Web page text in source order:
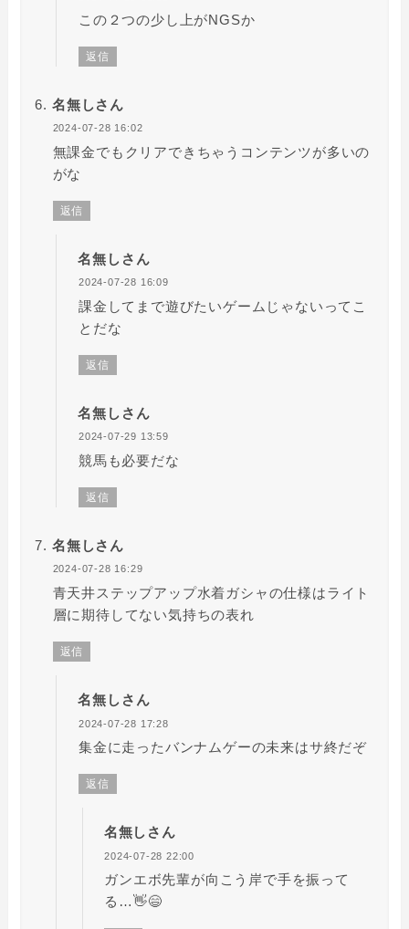
この２つの少し上がNGSか
返信
名無しさん
2024-07-28 16:02
無課金でもクリアできちゃうコンテンツが多いの
がな
返信
名無しさん
2024-07-28 16:09
課金してまで遊びたいゲームじゃないってこ
とだな
返信
名無しさん
2024-07-29 13:59
競馬も必要だな
返信
名無しさん
2024-07-28 16:29
青天井ステップアップ水着ガシャの仕様はライト
層に期待してない気持ちの表れ
返信
名無しさん
2024-07-28 17:28
集金に走ったバンナムゲーの未来はサ終だぞ
返信
名無しさん
2024-07-28 22:00
ガンエボ先輩が向こう岸で手を振って
る…👋😄